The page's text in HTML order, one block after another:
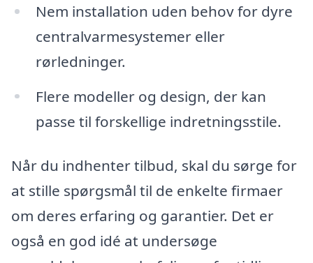
Nem installation uden behov for dyre
centralvarmesystemer eller
rørledninger.
Flere modeller og design, der kan
passe til forskellige indretningsstile.
Når du indhenter tilbud, skal du sørge for
at stille spørgsmål til de enkelte firmaer
om deres erfaring og garantier. Det er
også en god idé at undersøge